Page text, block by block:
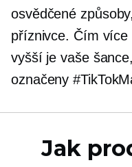
osvědčené
příznivce. Čím
vyšší je vaše
označeny
Jak